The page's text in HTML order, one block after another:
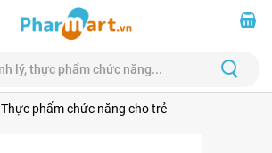
Thực phẩm chức năng cho trẻ